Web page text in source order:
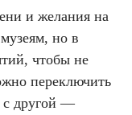
и желания на
но в
чтобы не
переключить
другой —